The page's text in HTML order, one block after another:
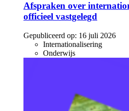
Afspraken over
officieel vastgelegd
Gepubliceerd op: 16 juli 2026
Internationalisering
Onderwijs